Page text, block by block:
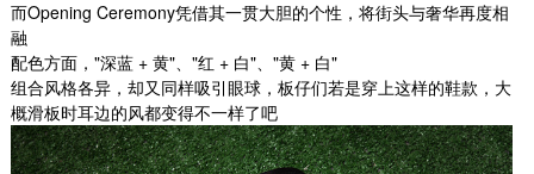
而Opening Ceremony凭借其一贯大胆的个性，将街头与奢华再度相
融
配色方面，"深蓝 + 黄"、"红 + 白"、"黄 + 白"
组合风格各异，却又同样吸引眼球，板仔们若是穿上这样的鞋款，大
概滑板时耳边的风都变得不一样了吧